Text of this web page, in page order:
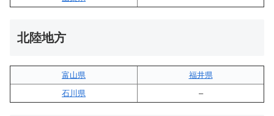
北陸地方
富山県
福井県
石川県
–